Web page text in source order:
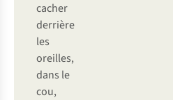
cacher
derrière
les
oreilles,
dans le
cou,